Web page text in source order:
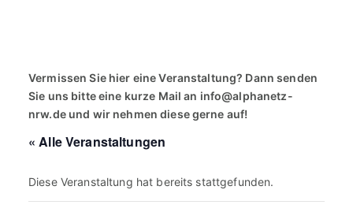
Vermissen Sie hier eine Veranstaltung? Dann senden
Sie uns bitte eine kurze Mail an info@alphanetz-
nrw.deund wir nehmen diese gerne auf!
« Alle Veranstaltungen
Diese Veranstaltung hat bereits stattgefunden.